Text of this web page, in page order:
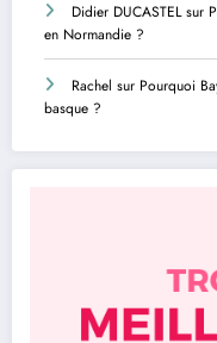
Didier DUCASTELsur
en Normandie ?
Rachel sur Pourquoi
basque ?